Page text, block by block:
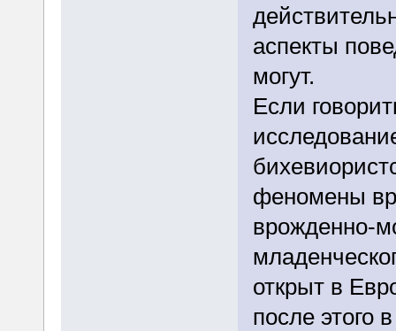
аспекты
могут.
Если
феномены
врожденно-
открыт в
после